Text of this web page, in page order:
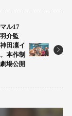
ル17
介監
田凜イ
本作制
場公開